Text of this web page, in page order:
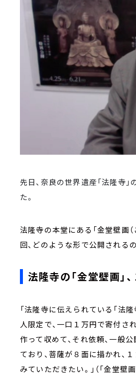
先日、奈良の世界遺産「法隆寺
た。
法隆寺の本堂にある「金堂壁画
回、どのような形で公開される
法隆寺の「金堂壁画」
「法隆寺に伝えられている「法
人限定で、一口１万円で寄付さ
作って収めて、それ依頼、一般
ており、菩薩が８面に描かれ、
みていただきたい。」（「金堂壁